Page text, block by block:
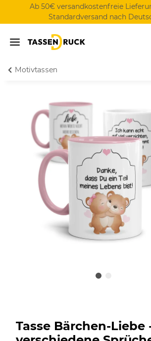
Ab 50€ versandkostenfreie
Standardversand nach
Motivtassen
Tasse Bärchen-Liebe